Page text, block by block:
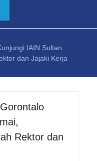
IAIN Sultan
dan Jajaki Kerja
Rektor dan